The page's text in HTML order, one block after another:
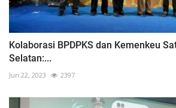
Kolaborasi BPDPKS dan Kemenkeu
Selatan:...
Jun 22, 2023 2397